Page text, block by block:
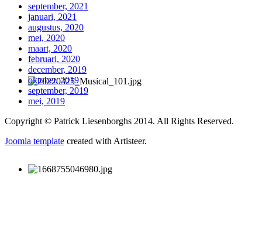
september, 2021
januari, 2021
augustus, 2020
mei, 2020
maart, 2020
februari, 2020
december, 2019
oktober, 2019
september, 2019
mei, 2019
Copyright © Patrick Liesenborghs 2014. All Rights Reserved.
Joomla template created with Artisteer.